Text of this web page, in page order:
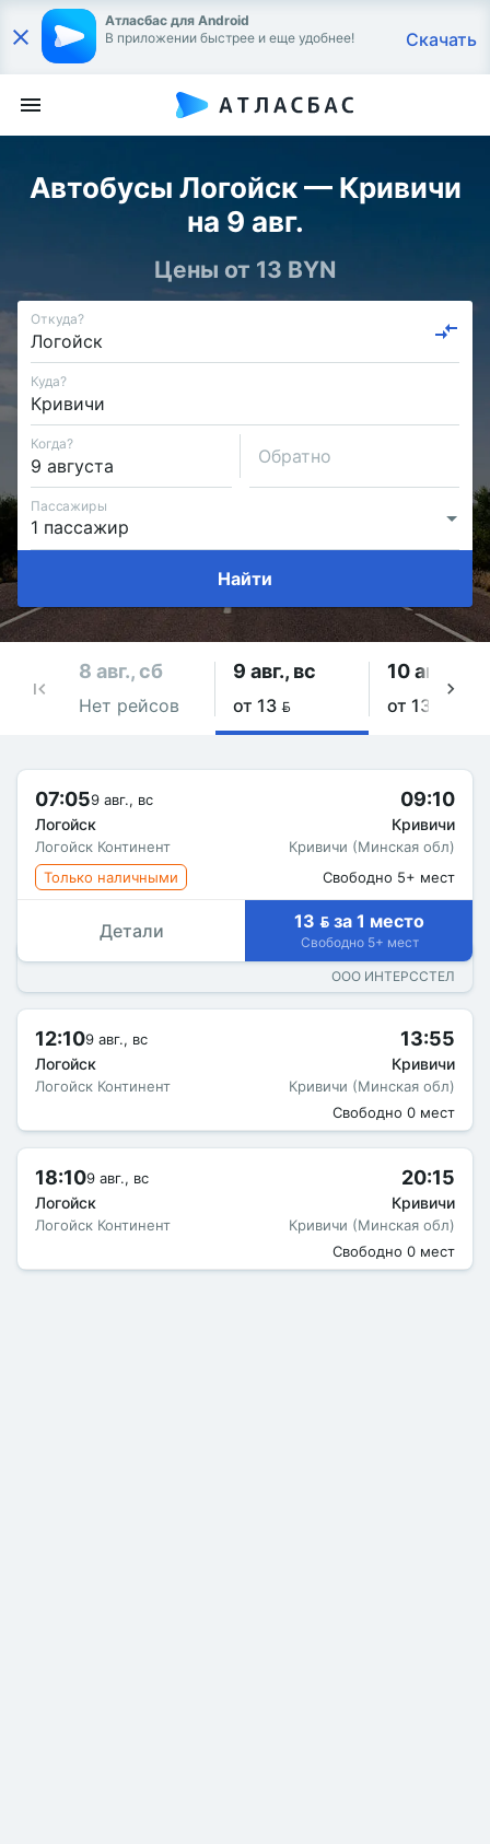
Атласбас для Android
В приложении быстрее и еще удобнее!
Скачать
Автобусы Логойск — Кривичи
на 9 авг.
Цены от 13 BYN
Откуда?
Куда?
Когда?
Обратно
Пассажиры
Найти
8 авг., сб
Нет рейсов
9 авг., вс
от 13 
10 авг., пн
от 13 
07:059 авг., вс
Логойск
Логойск Континент
09:10
Кривичи
Кривичи (Минская обл)
Только наличными
Свободно 5+ мест
Детали 13  за 1 место
Свободно 5+ мест
ООО ИНТЕРССТЕЛ
12:109 авг., вс
Логойск
Логойск Континент
13:55
Кривичи
Кривичи (Минская обл)
Свободно 0 мест
18:109 авг., вс
Логойск
Логойск Континент
20:15
Кривичи
Кривичи (Минская обл)
Свободно 0 мест